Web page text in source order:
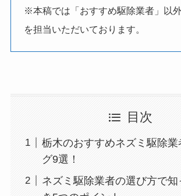
※本稿では「おすすめ駆除業者」以
を担当いただいております。
目次
栃木のおすすめネズミ駆除業
グ9選！
ネズミ駆除業者の選び方で